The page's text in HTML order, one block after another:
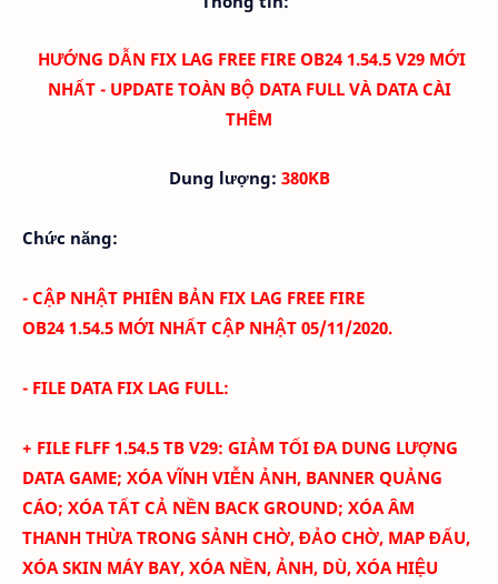
HƯỚNG DẪN FIX LAG FREE FIRE OB24 1.54.5 V29 MỚI
NHẤT - UPDATE TOÀN BỘ DATA FULL VÀ DATA CÀI
THÊM
Dung lượng: 380KB
Chức năng:
- CẬP NHẬT PHIÊN BẢN FIX LAG FREE FIRE
OB24 1.54.5 MỚI NHẤT CẬP NHẬT 05/11/2020.
- FILE DATA FIX LAG FULL:
+ FILE FLFF 1.54.5 TB V29: GIẢM TỐI ĐA DUNG LƯỢNG
DATA GAME; XÓA VĨNH VIỄN ẢNH, BANNER QUẢNG
CÁO; XÓA TẤT CẢ NỀN BACK GROUND; XÓA ÂM
THANH THỪA TRONG SẢNH CHỜ, ĐẢO CHỜ, MAP ĐẤU,
XÓA SKIN MÁY BAY, XÓA NỀN, ẢNH, DÙ, XÓA HIỆU